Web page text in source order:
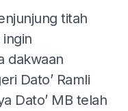
titah
dakwaan
Dato’ Ramli
Dato’ MB telah